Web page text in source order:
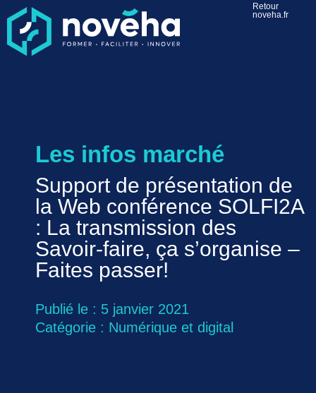
Retour
noveha.fr
Les infos marché
Support de présentation de
la Web conférence SOLFI2A
: La transmission des
Savoir-faire, ça s’organise –
Faites passer!
Publié le : 5 janvier 2021
Catégorie : Numérique et digital